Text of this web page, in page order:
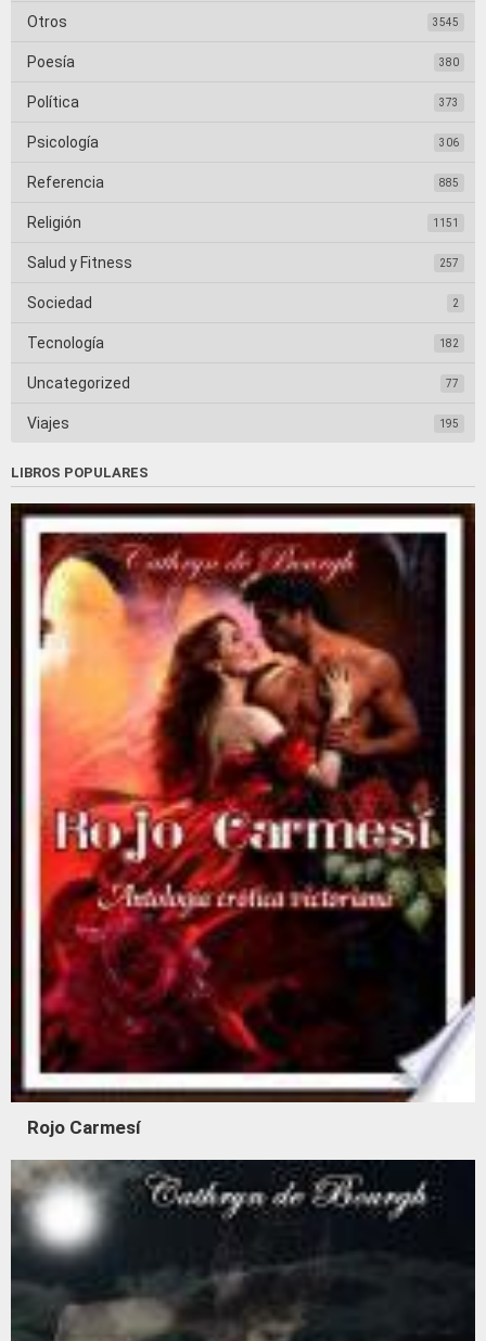
Otros 3545
Poesía 380
Política 373
Psicología 306
Referencia 885
Religión 1151
Salud y Fitness 257
Sociedad 2
Tecnología 182
Uncategorized 77
Viajes 195
LIBROS POPULARES
Rojo Carmesí